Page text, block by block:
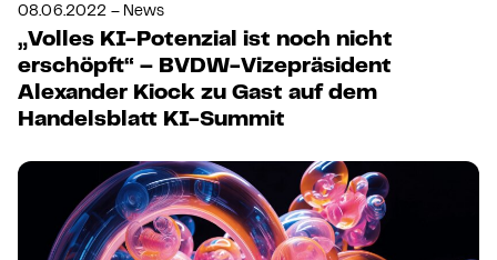
08.06.2022 – News
„Volles KI-Potenzial ist noch nicht
erschöpft“ – BVDW-Vizepräsident
Alexander Kiock zu Gast auf dem
Handelsblatt KI-Summit